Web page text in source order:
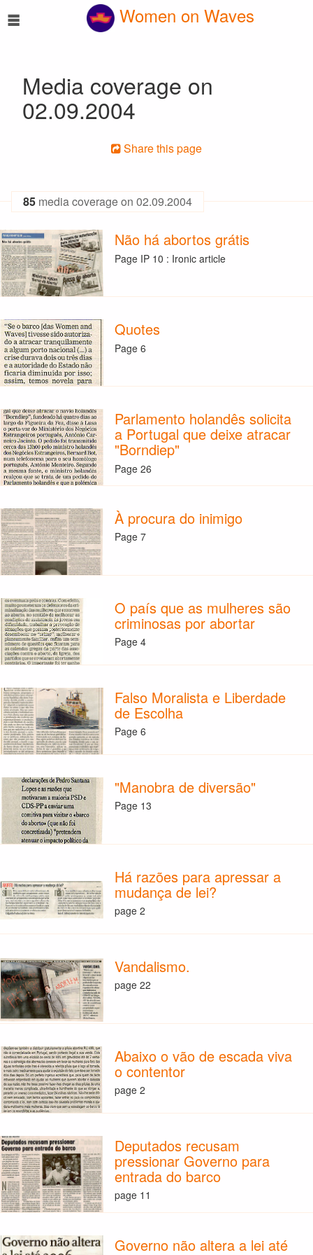
☰ Women on Waves
Media coverage on
02.09.2004
Share this page
85 media coverage on 02.09.2004
Não há abortos grátis
Page IP 10 : Ironic article
Quotes
Page 6
Parlamento holandês solicita
a Portugal que deixe atracar
"Borndiep"
Page 26
À procura do inimigo
Page 7
O país que as mulheres são
criminosas por abortar
Page 4
Falso Moralista e Liberdade
de Escolha
Page 6
"Manobra de diversão"
Page 13
Há razões para apressar a
mudança de lei?
page 2
Vandalismo.
page 22
Abaixo o vão de escada viva
o contentor
page 2
Deputados recusam
pressionar Governo para
entrada do barco
page 11
Governo não altera a lei até